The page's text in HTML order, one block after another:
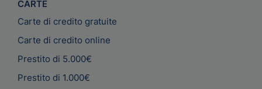
CARTE
Carte di credito gratuite
Carte di credito online
Prestito di 5.000€
Prestito di 1.000€